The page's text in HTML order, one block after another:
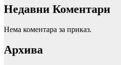
Недавни Коментари
Нема коментара за приказ.
Aрхива